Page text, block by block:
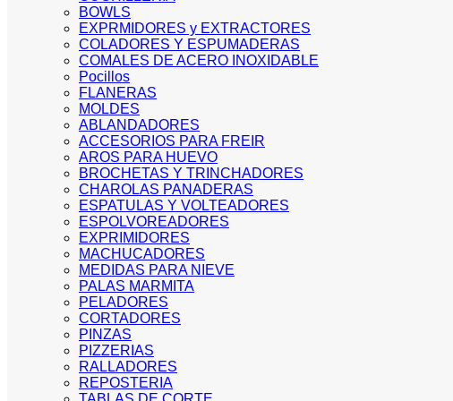
BOWLS
EXPRMIDORES y EXTRACTORES
COLADORES Y ESPUMADERAS
COMALES DE ACERO INOXIDABLE
Pocillos
FLANERAS
MOLDES
ABLANDADORES
ACCESORIOS PARA FREIR
AROS PARA HUEVO
BROCHETAS Y TRINCHADORES
CHAROLAS PANADERAS
ESPATULAS Y VOLTEADORES
ESPOLVOREADORES
EXPRIMIDORES
MACHUCADORES
MEDIDAS PARA NIEVE
PALAS MARMITA
PELADORES
CORTADORES
PINZAS
PIZZERIAS
RALLADORES
REPOSTERIA